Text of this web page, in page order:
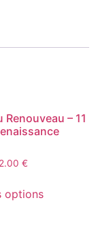
Renouveau – 11
€
options